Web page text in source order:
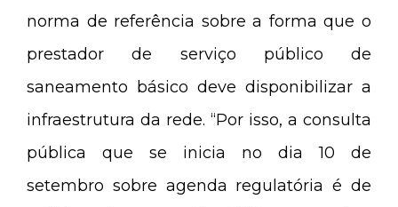
norma de referência sobre a forma que o
prestador de serviço público de
saneamento básico deve disponibilizar a
infraestrutura da rede. “Por isso, a consulta
pública que se inicia no dia 10 de
setembro sobre agenda regulatória é de